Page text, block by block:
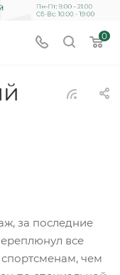
0
за последние
все
чем